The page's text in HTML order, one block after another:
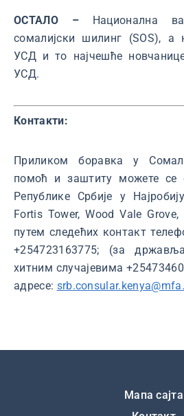
ОСТАЛО –Национална
сомалијски шилинг (SOS), а
УСД и то најчешће
УСД.
Контакти:
Приликом боравка у
помоћ и заштиту можете се
Републике Србије у
Fortis Tower, Wood Vale Grove,
путем следећих контакт
+254723163775; (за
хитним случајевима
адресe:
Мапа сајта